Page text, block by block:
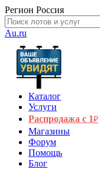
Регион Россия
Au.ru
Каталог
Услуги
Распродажа с 1₽
Магазины
Форум
Помощь
Блог